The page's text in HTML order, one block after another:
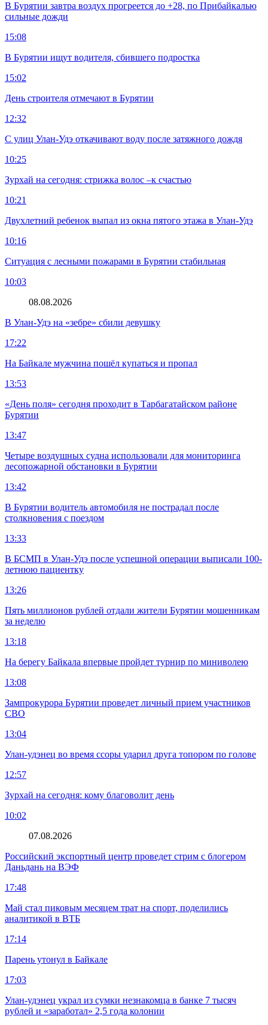
В Бурятии завтра воздух прогреется до +28, по Прибайкалью
сильные дожди
15:08
В Бурятии ищут водителя, сбившего подростка
15:02
День строителя отмечают в Бурятии
12:32
С улиц Улан-Удэ откачивают воду после затяжного дождя
10:25
Зурхай на сегодня: стрижка волос –к счастью
10:21
Двухлетний ребенок выпал из окна пятого этажа в Улан-Удэ
10:16
Ситуация с лесными пожарами в Бурятии стабильная
10:03
08.08.2026
В Улан-Удэ на «зебре» сбили девушку
17:22
На Байкале мужчина пошёл купаться и пропал
13:53
«День поля» сегодня проходит в Тарбагатайском районе
Бурятии
13:47
Четыре воздушных судна использовали для мониторинга
лесопожарной обстановки в Бурятии
13:42
В Бурятии водитель автомобиля не пострадал после
столкновения с поездом
13:33
В БСМП в Улан-Удэ после успешной операции выписали 100-
летнюю пациентку
13:26
Пять миллионов рублей отдали жители Бурятии мошенникам
за неделю
13:18
На берегу Байкала впервые пройдет турнир по миниволею
13:08
Зампрокурора Бурятии проведет личный прием участников
СВО
13:04
Улан-удэнец во время ссоры ударил друга топором по голове
12:57
Зурхай на сегодня: кому благоволит день
10:02
07.08.2026
Российский экспортный центр проведет стрим с блогером
Даньдань на ВЭФ
17:48
Май стал пиковым месяцем трат на спорт, поделились
аналитикой в ВТБ
17:14
Парень утонул в Байкале
17:03
Улан-удэнец украл из сумки незнакомца в банке 7 тысяч
рублей и «заработал» 2,5 года колонии